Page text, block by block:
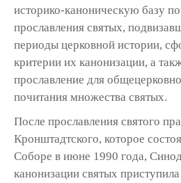
историко-каноническую базу
прославления святых,
периоды церковной истории,
критерии их канонизации, а
прославление для
почитания множества святых.
После прославления святого
Кронштадтского, которое
Соборе в июне 1990 года,
канонизации святых